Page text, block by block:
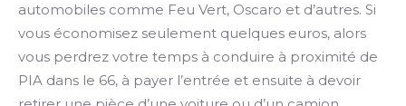
automobiles comme Feu Vert, Oscaro et d’autres. Si
vous économisez seulement quelques euros, alors
vous perdrez votre temps à conduire à proximité de
PIA dans le 66, à payer l’entrée et ensuite à devoir